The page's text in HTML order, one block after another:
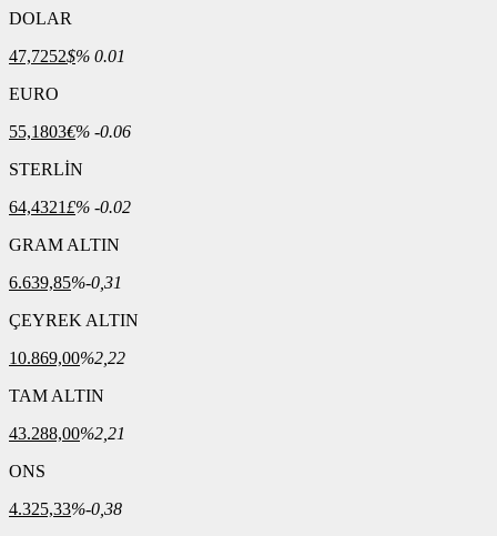
DOLAR
47,7252$% 0.01
EURO
55,1803€% -0.06
STERLİN
64,4321£% -0.02
GRAM ALTIN
6.639,85%-0,31
ÇEYREK ALTIN
10.869,00%2,22
TAM ALTIN
43.288,00%2,21
ONS
4.325,33%-0,38